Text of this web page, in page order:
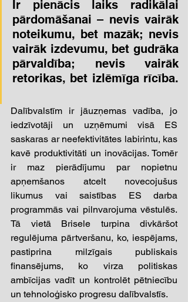
Ir pienācis laiks radikālai
pārdomāšanai – nevis vairāk
noteikumu, bet mazāk; nevis
vairāk izdevumu, bet gudrāka
pārvaldība; nevis vairāk
retorikas, bet izlēmīga rīcība.
Dalībvalstīm ir jāuzņemas vadība, jo
iedzīvotāji un uzņēmumi visā ES
saskaras ar neefektivitātes labirintu, kas
kavē produktivitāti un inovācijas. Tomēr
ir maz pierādījumu par nopietnu
apņemšanos atcelt novecojušus
likumus vai saistības ES darba
programmās vai pilnvarojuma vēstulēs.
Tā vietā Brisele turpina divkāršot
regulējuma pārtveršanu, ko, iespējams,
pastiprina milzīgais publiskais
finansējums, ko virza politiskas
ambīcijas vadīt un kontrolēt pētniecību
un tehnoloģisko progresu dalībvalstīs.